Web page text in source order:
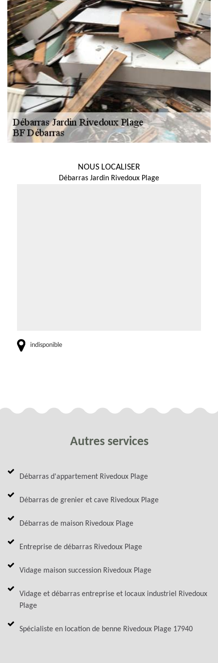
NOUS LOCALISER
Débarras Jardin Rivedoux Plage
indisponible
Autres services
Débarras d'appartement Rivedoux Plage
Débarras de grenier et cave Rivedoux Plage
Débarras de maison Rivedoux Plage
Entreprise de débarras Rivedoux Plage
Vidage maison succession Rivedoux Plage
Vidage et débarras entreprise et locaux industriel Rivedoux
Plage
Spécialiste en location de benne Rivedoux Plage 17940